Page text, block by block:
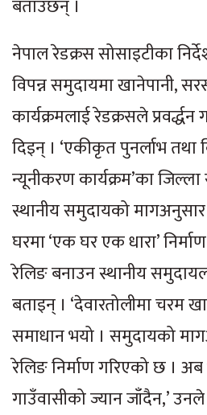
बताउँछन् ।
नेपाल रेडक्रस सोसाइटीका
विपन्न समुदायमा खानेपानी,
कार्यक्रमलाई रेडक्रसले
दिइन् । ‘एकीकृत पुनर्लाभ तथा
न्यूनीकरण कार्यक्रम’का
स्थानीय समुदायको
घरमा ‘एक घर एक धारा’
रेलिङ बनाउन स्थानीय
बताइन् । ‘देवारतोलीमा चरम
समाधान भयो । समुदायको
रेलिङ निर्माण गरिएको छ ।
गाउँवासीको ज्यान जाँदैन,’